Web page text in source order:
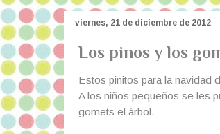
viernes, 21 de diciembre de 2012
Los pinos y los
Estos pinitos para la navidad
A los niños pequeños se les
gomets el árbol.